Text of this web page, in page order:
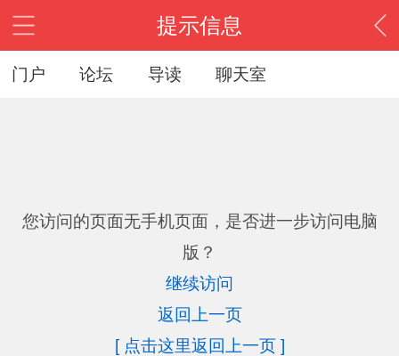
提示信息
门户 论坛 导读 聊天室
您访问的页面无手机页面，是否进一步访问电脑
版？
继续访问
返回上一页
[ 点击这里返回上一页 ]